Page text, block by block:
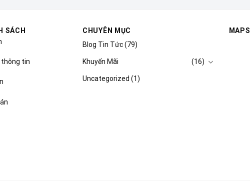
SÁCH
thông tin
CHUYÊN MỤC
Blog Tin Tức(79)
Khuyến Mãi (16)
Uncategorized (1)
MAPS